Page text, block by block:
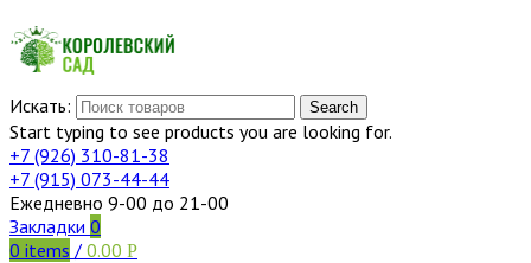
Искать: Search
Start typing to see products you are looking for.
+7 (926) 310-81-38
+7 (915) 073-44-44
Ежедневно 9-00 до 21-00
Закладки 0
0 items / 0.00 Р